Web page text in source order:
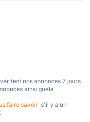
nos annonces 7 jours
ainsi guela
faire savoir
  s'il y a un